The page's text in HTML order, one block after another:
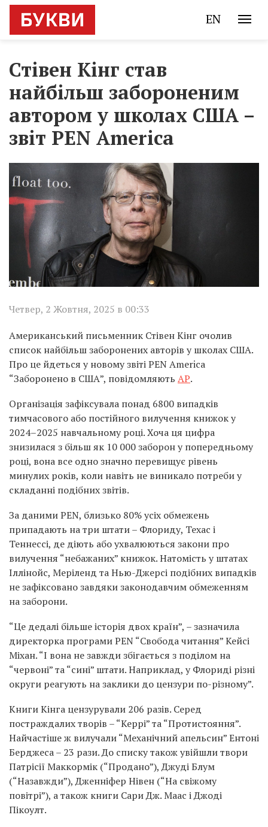
EN
Стівен Кінг став
найбільш забороненим
автором у школах США –
звіт PEN America
Четвер, 2 Жовтня, 2025 в 00:33
Американський письменник Стівен Кінг очолив
список найбільш заборонених авторів у школах США.
Про це йдеться у новому звіті PEN America
“Заборонено в США”, повідомляють АР.
Організація зафіксувала понад 6800 випадків
тимчасового або постійного вилучення книжок у
2024–2025 навчальному році. Хоча ця цифра
знизилася з більш як 10 000 заборон у попередньому
році, вона все одно значно перевищує рівень
минулих років, коли навіть не виникало потреби у
складанні подібних звітів.
За даними PEN, близько 80% усіх обмежень
припадають на три штати – Флориду, Техас і
Теннессі, де діють або ухвалюються закони про
вилучення “небажаних” книжок. Натомість у штатах
Іллінойс, Меріленд та Нью-Джерсі подібних випадків
не зафіксовано завдяки законодавчим обмеженням
на заборони.
“Це дедалі більше історія двох країн”, – зазначила
директорка програми PEN “Свобода читання” Кейсі
Міхан. “І вона не завжди збігається з поділом на
“червоні” та “сині” штати. Наприклад, у Флориді різні
округи реагують на заклики до цензури по-різному”.
Книги Кінга цензурували 206 разів. Серед
постраждалих творів – “Керрі” та “Протистояння”.
Найчастіше ж вилучали “Механічний апельсин” Ентоні
Берджеса – 23 рази. До списку також увійшли твори
Патрісії Маккормік (“Продано”), Джуді Блум
(“Назавжди”), Дженніфер Нівен (“На свіжому
повітрі”), а також книги Сари Дж. Маас і Джоді
Пікоулт.